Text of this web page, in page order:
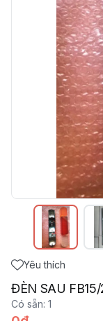
Yêu thích
ĐÈN SAU
Có sẵn: 1